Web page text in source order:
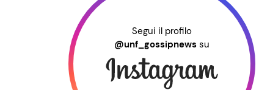
Segui il profilo
@unf_gossipnews su